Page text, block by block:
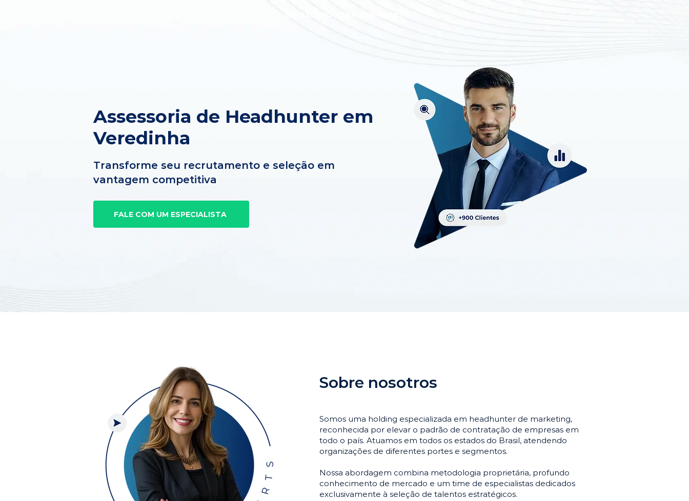
Assessoria de Headhunter em
Veredinha
Transforme seu recrutamento e seleção em
vantagem competitiva
FALE COM UM ESPECIALISTA
Sobre nosotros
Somos uma holding especializada em headhunter de marketing,
reconhecida por elevar o padrão de contratação de empresas em
todo o país. Atuamos em todos os estados do Brasil, atendendo
organizações de diferentes portes e segmentos.
Nossa abordagem combina metodologia proprietária, profundo
conhecimento de mercado e um time de especialistas dedicados
exclusivamente à seleção de talentos estratégicos.